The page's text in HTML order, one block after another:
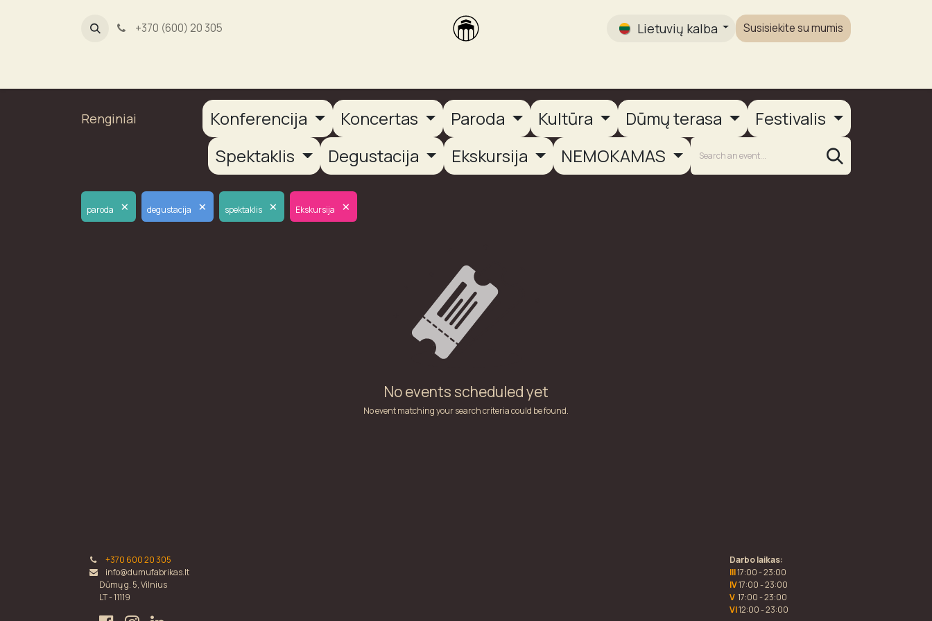
+370 (600) 20 305 Lietuvių kalba Susisiekite su mumis
Renginiai Konferencija Koncertas Paroda Kultūra Dūmų terasa
Festivalis
Spektaklis
Degustacija Ekskursija NEMOKAMAS
paroda × degustacija × spektaklis × Ekskursija ×
No events scheduled yet
No event matching your search criteria could be found.
+370 600 20 305
info@dumufabrikas.lt
Dūmų g. 5, Vilnius
LT - 11119
Darbo laikas:
III17:00 - 23:00
IV17:00 - 23:00
V 17:00 - 23:00
VI12:00 - 23:00